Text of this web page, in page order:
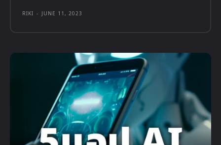
RIKI - JUNE 11, 2023